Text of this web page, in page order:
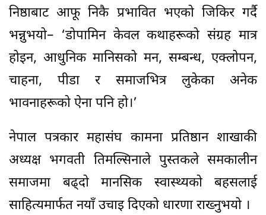
निष्ठाबाट आफू निकै प्रभावित भएको जिकिर गर्दै
भन्नुभयो– ‘डोपामिन केवल कथाहरूको संग्रह मात्र
होइन, आधुनिक मानिसको मन, सम्बन्ध, एक्लोपन,
चाहना, पीडा र समाजभित्र लुकेका अनेक
भावनाहरूको ऐना पनि हो।’
नेपाल पत्रकार महासंघ कामना प्रतिष्ठान शाखाकी
अध्यक्ष भगवती तिमल्सिनाले पुस्तकले समकालीन
समाजमा बढ्दो मानसिक स्वास्थ्यको बहसलाई
साहित्यमार्फत नयाँ उचाइ दिएको धारणा राख्नुभयो ।